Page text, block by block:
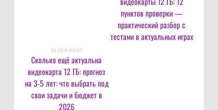
пунктов проверки —
практический разбор с
тестами в актуальных играх
OLDER POST
Сколько ещё актуальна
видеокарта 12 ГБ: прогноз
на 3-5 лет: что выбрать под
свои задачи и бюджет в
2026